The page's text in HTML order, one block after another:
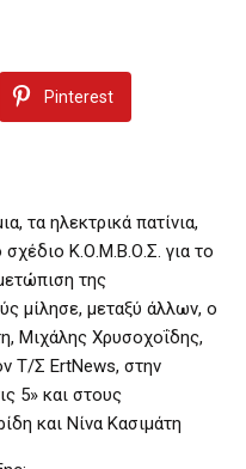
Pinterest
τα ηλεκτρικά πατίνια,
σχέδιο Κ.Ο.Μ.Β.Ο.Σ. για το
της
μίλησε, μεταξύ άλλων, ο
Μιχάλης Χρυσοχοΐδης,
Τ/Σ ErtNews, στην
5» και στους
και Νίνα Κασιμάτη